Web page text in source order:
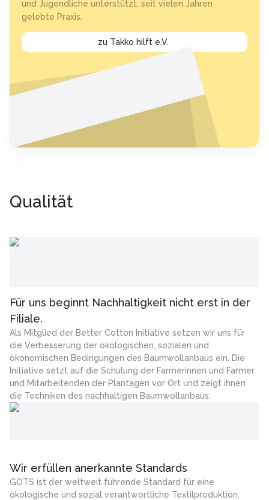
und Jugendliche unterstützt, seit vielen Jahren
gelebte Praxis.
zu Takko hilft e.V.
Qualität
Für uns beginnt Nachhaltigkeit nicht erst in der
Filiale.
Als Mitglied der Better Cotton Initiative setzen wir uns für
die Verbesserung der ökologischen, sozialen und
ökonomischen Bedingungen des Baumwollanbaus ein. Die
Initiative setzt auf die Schulung der Farmerinnen und Farmer
und Mitarbeitenden der Plantagen vor Ort und zeigt ihnen
die Techniken des nachhaltigen Baumwollanbaus.
Wir erfüllen anerkannte Standards
GOTS ist der weltweit führende Standard für eine
ökologische und sozial verantwortliche Textilproduktion.